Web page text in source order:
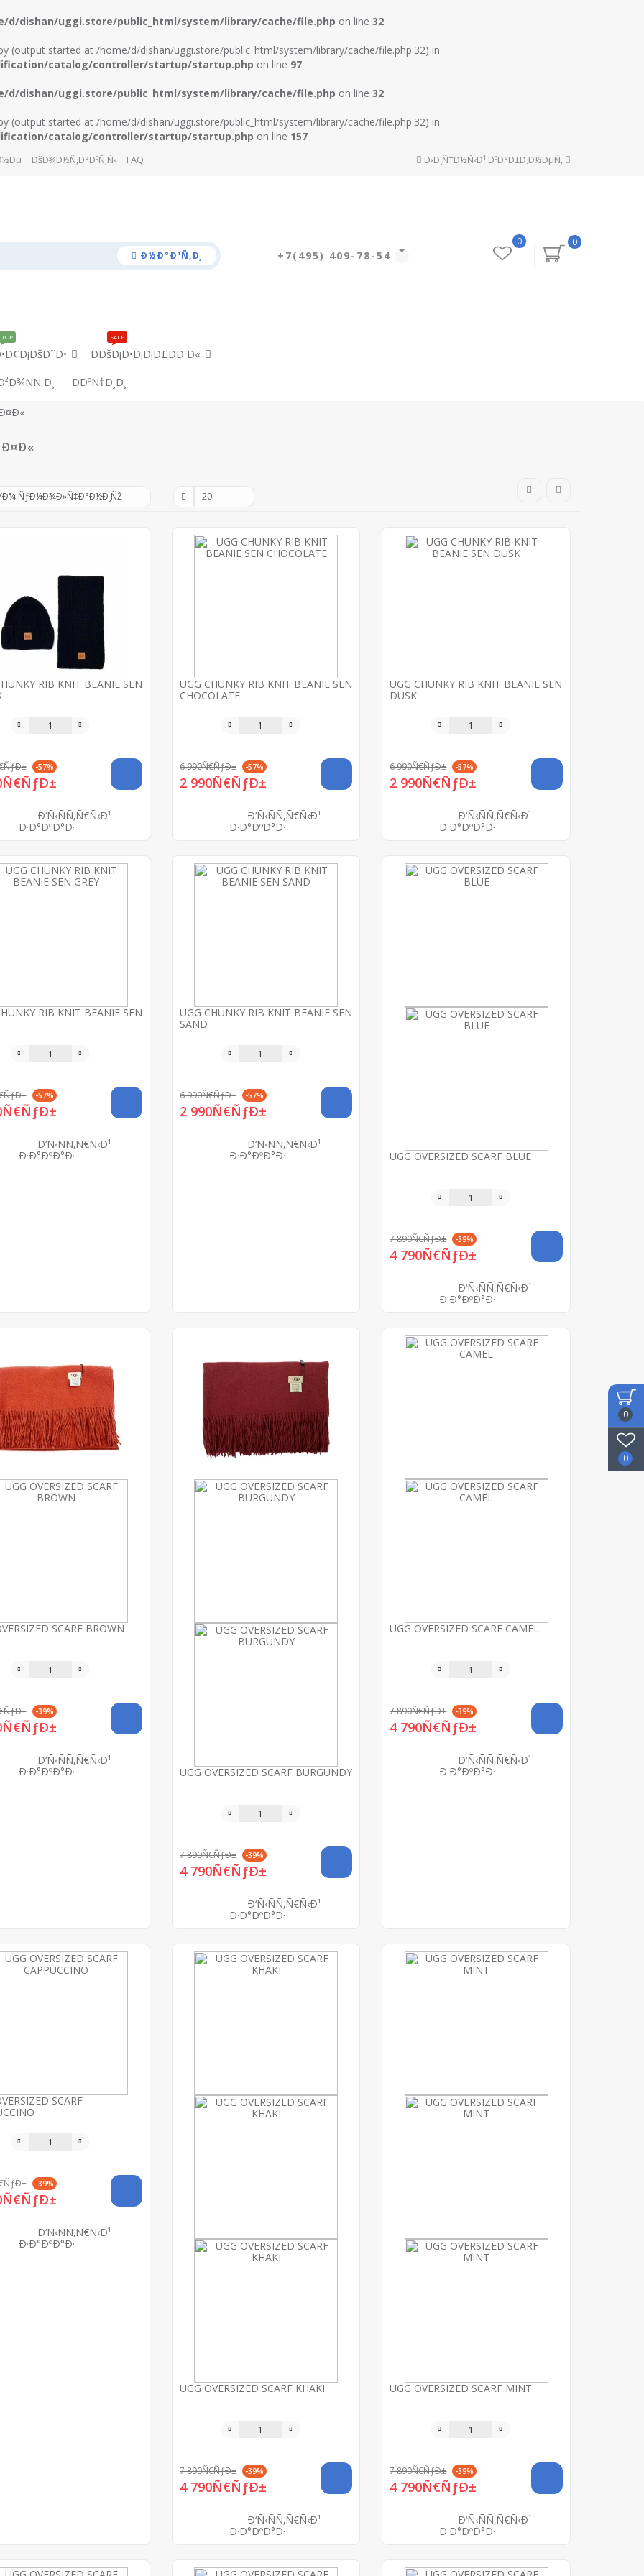
d/dishan/uggi.store/public_html/system/library/cache/file.php on line 32
(output started at /home/d/dishan/uggi.store/public_html/system/library/cache/file.php:32) in
catalog/controller/startup/startup.php on line 97
d/dishan/uggi.store/public_html/system/library/cache/file.php on line 32
(output started at /home/d/dishan/uggi.store/public_html/system/library/cache/file.php:32) in
catalog/controller/startup/startup.php on line 157
0
0
Ð›Ð¸Ñ‡Ð½Ñ‹Ð¹ ÐºÐ°Ð±Ð¸Ð½ÐµÑ‚
ÐšÐ¾Ð½Ñ‚Ð°ÐºÑ‚Ñ‹ FAQ
Ð½Ð°Ð¹Ñ‚Ð¸ +7(495) 409-78-54
0
0
TOP
ÐÐšÐ¡Ð•Ð¡Ð¡Ð£ÐÐ Ð«
SALE
ÐÐºÑ†Ð¸Ð¸
Ð¤Ð«
RIB KNIT BEANIE SEN
-57%
Ð‘Ñ‹ÑÑ‚Ñ€Ñ‹Ð¹
Ð·Ð°ÐºÐ°Ð·
UGG CHUNKY RIB KNIT BEANIE SEN
CHOCOLATE
6 990Ñ€ÑƒÐ± -57%
2 990Ñ€ÑƒÐ±
Ð‘Ñ‹ÑÑ‚Ñ€Ñ‹Ð¹
Ð·Ð°ÐºÐ°Ð·
UGG CHUNKY RIB KNIT BEANIE SEN
DUSK
6 990Ñ€ÑƒÐ± -57%
2 990Ñ€ÑƒÐ±
Ð‘Ñ‹ÑÑ‚Ñ€Ñ‹Ð¹
Ð·Ð°ÐºÐ°Ð·
RIB KNIT BEANIE SEN
-57%
Ð‘Ñ‹ÑÑ‚Ñ€Ñ‹Ð¹
Ð·Ð°ÐºÐ°Ð·
UGG CHUNKY RIB KNIT BEANIE SEN
SAND
6 990Ñ€ÑƒÐ± -57%
2 990Ñ€ÑƒÐ±
Ð‘Ñ‹ÑÑ‚Ñ€Ñ‹Ð¹
Ð·Ð°ÐºÐ°Ð·
UGG OVERSIZED SCARF BLUE
7 890Ñ€ÑƒÐ± -39%
4 790Ñ€ÑƒÐ±
Ð‘Ñ‹ÑÑ‚Ñ€Ñ‹Ð¹
Ð·Ð°ÐºÐ°Ð·
SCARF BROWN
-39%
Ð‘Ñ‹ÑÑ‚Ñ€Ñ‹Ð¹
Ð·Ð°ÐºÐ°Ð·
UGG OVERSIZED SCARF BURGUNDY
7 890Ñ€ÑƒÐ± -39%
4 790Ñ€ÑƒÐ±
Ð‘Ñ‹ÑÑ‚Ñ€Ñ‹Ð¹
Ð·Ð°ÐºÐ°Ð·
UGG OVERSIZED SCARF CAMEL
7 890Ñ€ÑƒÐ± -39%
4 790Ñ€ÑƒÐ±
Ð‘Ñ‹ÑÑ‚Ñ€Ñ‹Ð¹
Ð·Ð°ÐºÐ°Ð·
SCARF
-39%
Ð‘Ñ‹ÑÑ‚Ñ€Ñ‹Ð¹
Ð·Ð°ÐºÐ°Ð·
UGG OVERSIZED SCARF KHAKI
7 890Ñ€ÑƒÐ± -39%
4 790Ñ€ÑƒÐ±
Ð‘Ñ‹ÑÑ‚Ñ€Ñ‹Ð¹
Ð·Ð°ÐºÐ°Ð·
UGG OVERSIZED SCARF MINT
7 890Ñ€ÑƒÐ± -39%
4 790Ñ€ÑƒÐ±
Ð‘Ñ‹ÑÑ‚Ñ€Ñ‹Ð¹
Ð·Ð°ÐºÐ°Ð·